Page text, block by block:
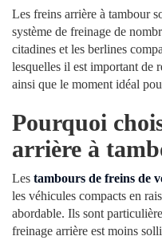
Les freins arrière à tambour
système de freinage de
citadines et les berlines
lesquelles il est important de
ainsi que le moment idéal
Pourquoi
arrière à
Les tambours de freins de
les véhicules compacts en
abordable. Ils sont
freinage arrière est moins